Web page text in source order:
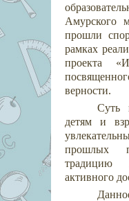
Амурского
прошли
рамках
проекта
верности.
Суть
детям и
прошлых
традицию
активного